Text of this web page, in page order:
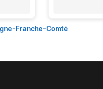
Franche-Comté